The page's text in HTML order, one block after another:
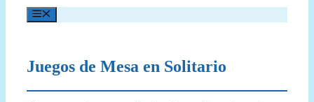
Menú
Juegos de Mesa en Solitario